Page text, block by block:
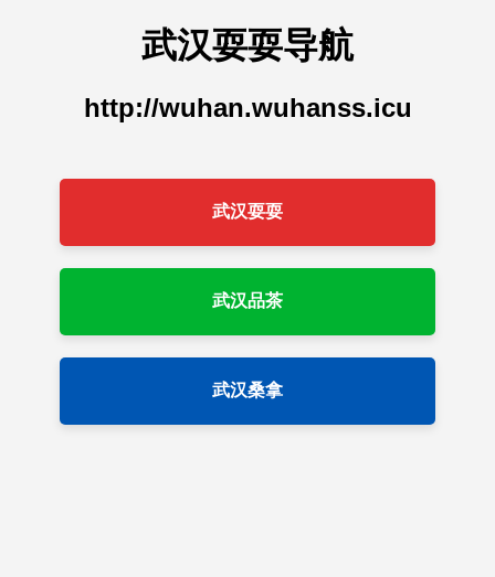
武汉耍耍导航
http://wuhan.wuhanss.icu
武汉耍耍
武汉品茶
武汉桑拿